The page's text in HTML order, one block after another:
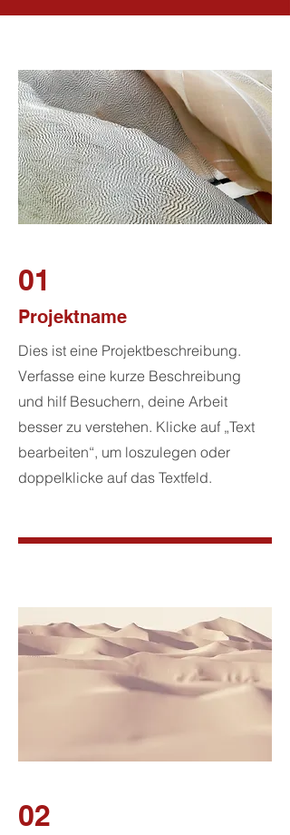
01
Projektname
Dies ist eine Projektbeschreibung.
Verfasse eine kurze Beschreibung
und hilf Besuchern, deine Arbeit
besser zu verstehen. Klicke auf „Text
bearbeiten“, um loszulegen oder
doppelklicke auf das Textfeld.
02